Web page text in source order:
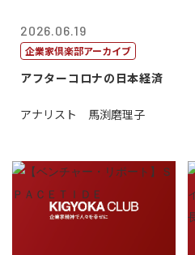
2026.06.19
企業家倶楽部アーカイブ
アフターコロナの日本経済
アナリスト 馬渕磨理子